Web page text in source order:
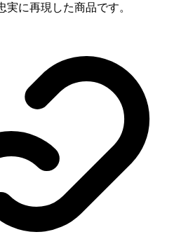
に再現した商品です。